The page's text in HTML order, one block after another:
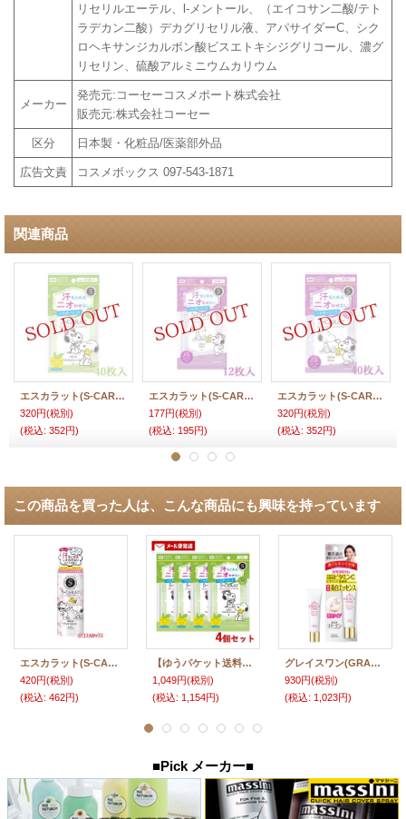
リセリルエーテル、l-メントール、（エイコサン二酸/テト
ラデカン二酸）デカグリセリル液、アパサイダーC、シク
ロヘキサンジカルボン酸ビスエトキシジグリコール、濃グ
リセリン、硫酸アルミニウムカリウム
メーカー
発売元:コーセーコスメポート株式会社
販売元:株式会社コーセー
区分 日本製・化粧品/医薬部外品
広告文責 コスメボックス 097-543-1871
関連商品
エスカラット(S-CARAT) 薬用デオドラント パウダーシート(ヴァーベナミント) 40枚入 コーセーコスメポート(KOSE COSMEPORT)
320円(税別)
(税込: 352円)
エスカラット(S-CARAT) 薬用デオドラント パウダーシート(ローズ) 12枚入 コーセーコスメポート(KOSE COSMEPORT)
177円(税別)
(税込: 195円)
エスカラット(S-CARAT) 薬用デオドラント パウダーシート(ローズ) 40枚入 コーセーコスメポート(KOSE COSMEPORT)
320円(税別)
(税込: 352円)
この商品を買った人は、こんな商品にも興味を持っています
エスカラット(S-CARAT) 薬用デオドラント パウダースプレー ピュアシャボン 180g コーセーコスメポート(KOSE COSMEPORT)
420円(税別)
(税込: 462円)
【ゆうパケット送料無料】エスカラット(S-CARAT) 薬用デオドラントパウダーシート(ヴァーベナミント) 12枚入×4 コーセーコスメポート
1,049円(税別)
(税込: 1,154円)
グレイスワン(GRACE ONE) 薬用 ホワイトニングエッセンス 30g コーセーコスメポート(KOSE COSMEPORT)
930円(税別)
(税込: 1,023円)
■Pick メーカー■